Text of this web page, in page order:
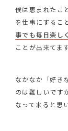
僕は恵まれたこ
を仕事にするこ
事でも毎日楽し
ことが出来てます
なかなか「好き
のは難しいです
なって来ると思